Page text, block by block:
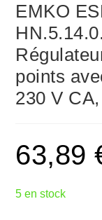
EMKO
points
230 V
63,89
5 en stock